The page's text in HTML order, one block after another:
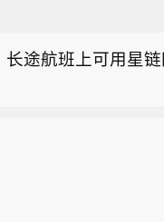
途航班上可用星